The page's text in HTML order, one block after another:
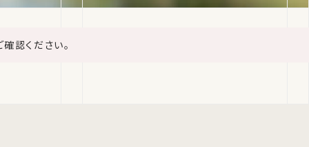
認ください。